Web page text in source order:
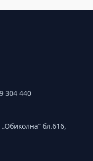
304 440
бл.616,